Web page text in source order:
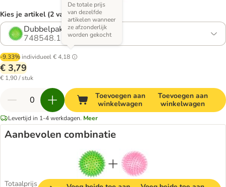
Kies je artikel (2 varianten)
Dubbelpak: 2 stuks
748548.1
-9.33% individueel€ 4,18
De totale prijs
van dezelfde
artikelen wanneer
ze afzonderlijk
worden gekocht
€ 3,79
€ 1,90 / stuk
Toevoegen aan
winkelwagen
Toevoegen aan
winkelwagen
Levertijd in 1-4 werkdagen. Meer
Aanbevolen combinatie
Totaalprijs